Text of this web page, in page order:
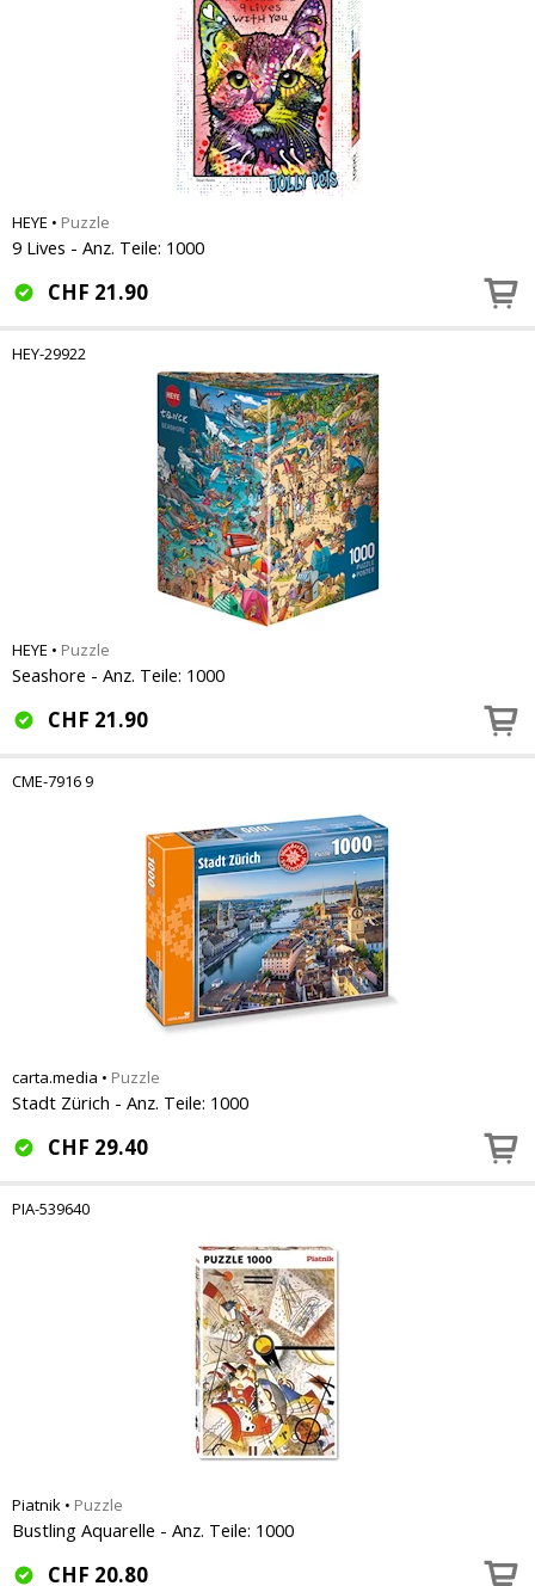
HEYE • Puzzle
9 Lives - Anz. Teile: 1000
CHF 21.90
HEY-29922
HEYE • Puzzle
Seashore - Anz. Teile: 1000
CHF 21.90
CME-7916 9
carta.media • Puzzle
Stadt Zürich - Anz. Teile: 1000
CHF 29.40
PIA-539640
Piatnik • Puzzle
Bustling Aquarelle - Anz. Teile: 1000
CHF 20.80